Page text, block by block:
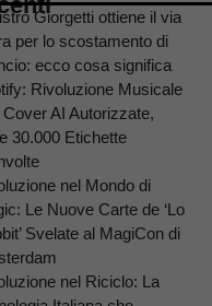
Giorgetti ottiene il via
per lo scostamento di
ecco cosa significa
Rivoluzione Musicale
AI Autorizzate,
30.000 Etichette
nel Mondo di
Le Nuove Carte de ‘Lo
Svelate al MagiCon di
nel Riciclo: La